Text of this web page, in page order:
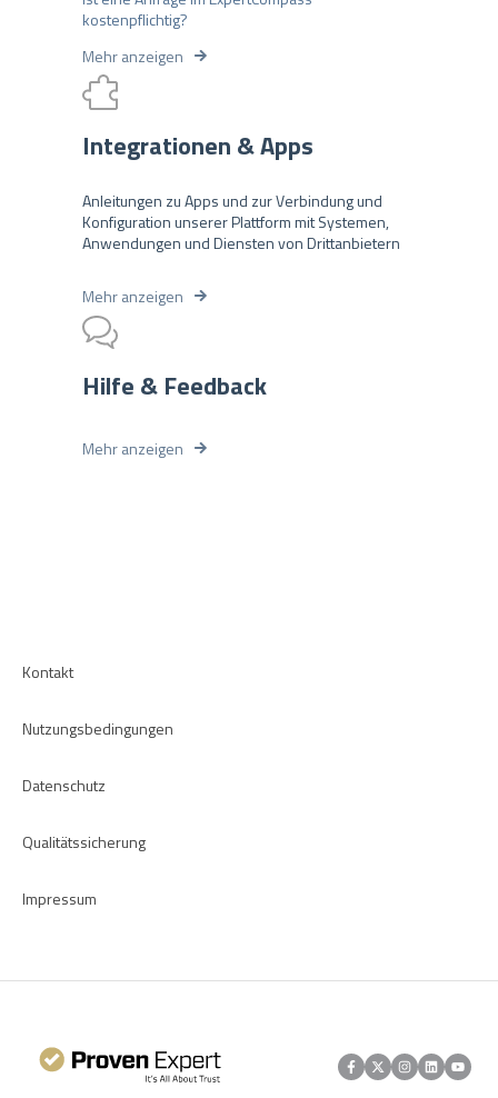
kostenpflichtig?
Mehr anzeigen
Integrationen & Apps
Anleitungen zu Apps und zur Verbindung und
Konfiguration unserer Plattform mit Systemen,
Anwendungen und Diensten von Drittanbietern
Mehr anzeigen
Hilfe & Feedback
Mehr anzeigen
Kontakt
Nutzungsbedingungen
Datenschutz
Qualitätssicherung
Impressum